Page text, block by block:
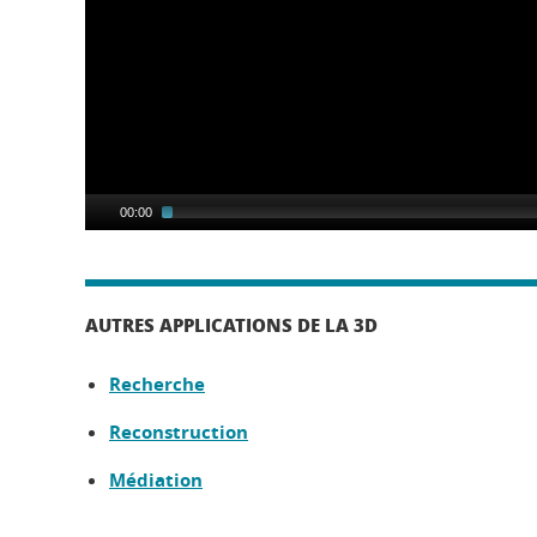
00:00
AUTRES APPLICATIONS DE LA 3D
Recherche
Reconstruction
Médiation